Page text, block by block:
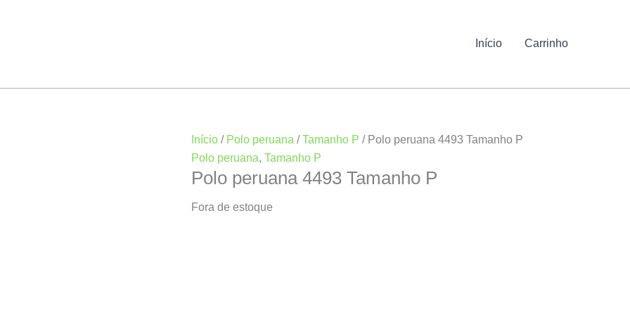
Início Carrinho
Início / Polo peruana /Tamanho P / Polo peruana 4493 Tamanho P
Polo peruana, Tamanho P
Polo peruana 4493 Tamanho P
Fora de estoque